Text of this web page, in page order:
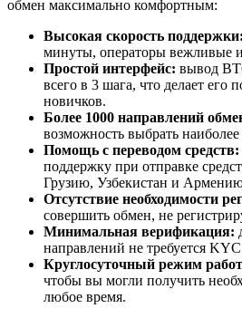
обмен максимально комфортным:
Высокая скорость поддержки:
минуты, операторы вежливые
Простой интерфейс: вывод
всего в 3 шага, что делает его
новичков.
Более 1000 направлений
возможность выбрать
Помощь с переводом средств:
поддержку при отправке
Грузию, Узбекистан и
Отсутствие необходимости
совершить обмен, не
Минимальная верификация:
направлений не требуется
Круглосуточный режим
чтобы вы могли получить
любое время.